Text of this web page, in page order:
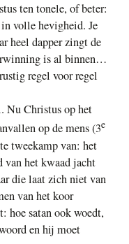
ten tonele, of beter:
volle hevigheid. Je
heel dapper zingt de
is al binnen…
regel voor regel
Nu Christus op het
op de mens (3e
tweekamp van: het
van het kwaad jacht
die laat zich niet van
van het koor
hoe satan ook woedt,
en hij moet